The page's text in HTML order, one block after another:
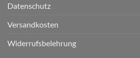
Datenschutz
Versandkosten
Widerrufsbelehrung